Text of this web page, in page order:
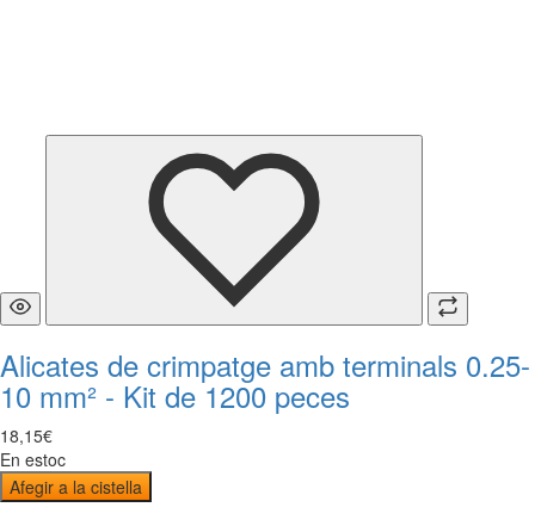
Alicates de crimpatge amb terminals 0.25-
10 mm² - Kit de 1200 peces
18,15€
En estoc
Afegir a la cistella